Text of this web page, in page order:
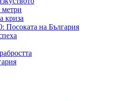
криза
Посоката на България